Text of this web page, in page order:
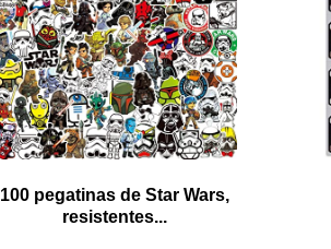
100 pegatinas de Star Wars,
resistentes...